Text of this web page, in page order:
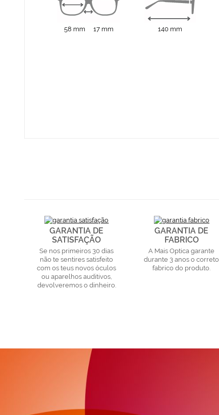
58 mm 17 mm 140 mm
GARANTIA DE
SATISFAÇÃO
Se nos primeiros 30 dias
não te sentires satisfeito
com os teus novos óculos
ou aparelhos auditivos,
devolveremos o dinheiro.
GARANTIA DE
FABRICO
A Mais Optica garante
durante 3 anos o correto
fabrico do produto.